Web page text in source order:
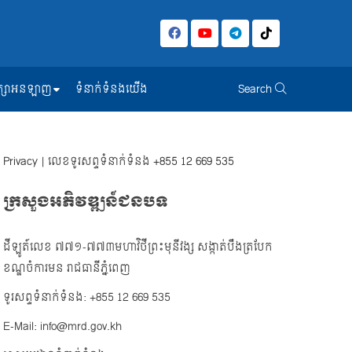
សាអនឡាញ ទំនាក់ទំនងយើង Search
Privacy | លេខទូរសព្ទទំនាក់ទំនង +855 12 669 535
ក្រសួងអភិវឌ្ឍន៍ជនបទ
ដីឡូត៍លេខ ៧៧១-៧៧៣មហាវិថីព្រះមុនីវង្ស សង្កាត់បឹងត្របែក
ខណ្ឌចំការមន រាជធានីភ្នំពេញ
ទូរសព្ទទំនាក់ទំនង: +855 12 669 535
E-Mail: info@mrd.gov.kh